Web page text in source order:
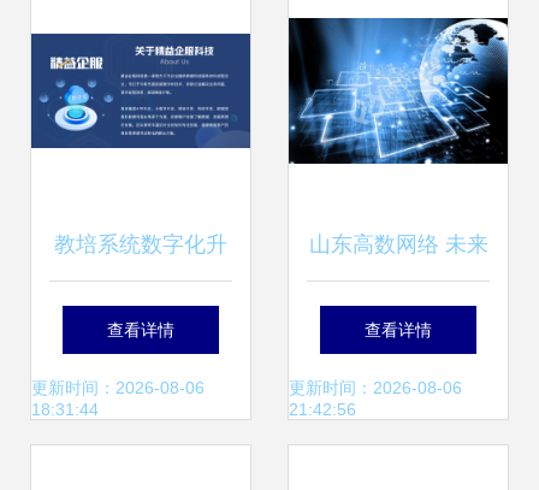
教培系统数字化升
级 从管理到分发的
全链路解决方案
查看详情
更新时间：2026-08-06
18:31:44
山东高数网络 未来
互联网科技将会如
何发展
查看详情
更新时间：2026-08-06
21:42:56